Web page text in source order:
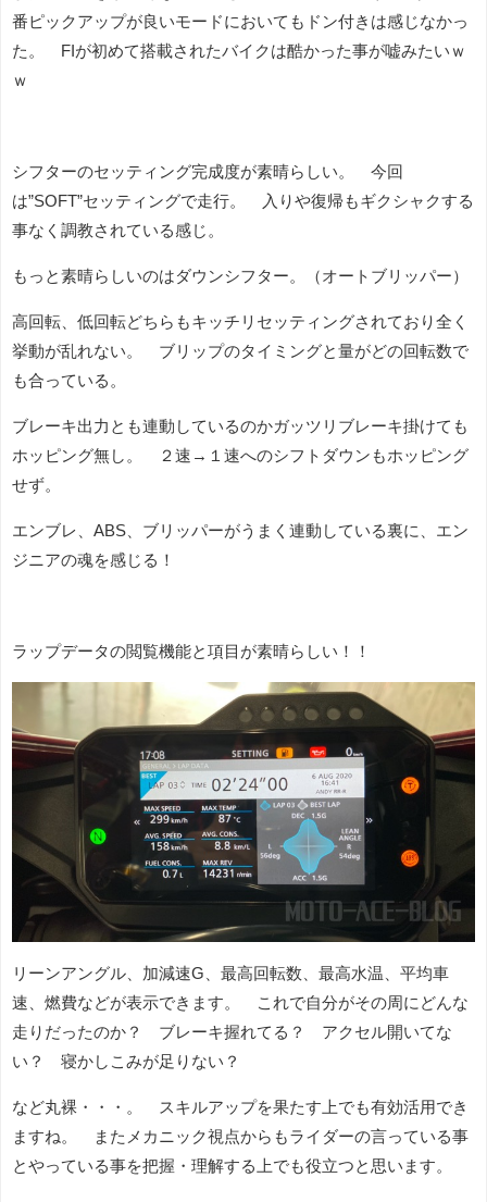
番ピックアップが良いモードにおいてもドン付きは感じなかっ
た。 FIが初めて搭載されたバイクは酷かった事が嘘みたいｗ
ｗ
シフターのセッティング完成度が素晴らしい。 今回
は”SOFT”セッティングで走行。 入りや復帰もギクシャクする
事なく調教されている感じ。
もっと素晴らしいのはダウンシフター。（オートブリッパー）
高回転、低回転どちらもキッチリセッティングされており全く
挙動が乱れない。 ブリップのタイミングと量がどの回転数で
も合っている。
ブレーキ出力とも連動しているのかガッツリブレーキ掛けても
ホッピング無し。 ２速→１速へのシフトダウンもホッピング
せず。
エンブレ、ABS、ブリッパーがうまく連動している裏に、エン
ジニアの魂を感じる！
ラップデータの閲覧機能と項目が素晴らしい！！
リーンアングル、加減速G、最高回転数、最高水温、平均車
速、燃費などが表示できます。 これで自分がその周にどんな
走りだったのか？ ブレーキ握れてる？ アクセル開いてな
い？ 寝かしこみが足りない？
など丸裸・・・。 スキルアップを果たす上でも有効活用でき
ますね。 またメカニック視点からもライダーの言っている事
とやっている事を把握・理解する上でも役立つと思います。